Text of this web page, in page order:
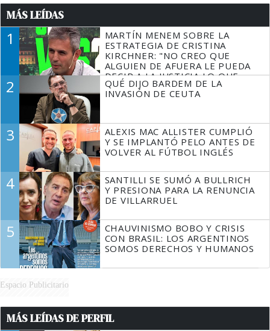
MÁS LEÍDAS
1
MARTÍN MENEM SOBRE LA
ESTRATEGIA DE CRISTINA
KIRCHNER: "NO CREO QUE
ALGUIEN DE AFUERA LE PUEDA
DECIR A LA JUSTICIA LO QUE
TIENE QUE HACER"
2
QUÉ DIJO BARDEM DE LA
INVASIÓN DE CEUTA
3
ALEXIS MAC ALLISTER CUMPLIÓ
Y SE IMPLANTÓ PELO ANTES DE
VOLVER AL FÚTBOL INGLÉS
4
SANTILLI SE SUMÓ A BULLRICH
Y PRESIONA PARA LA RENUNCIA
DE VILLARRUEL
5
CHAUVINISMO BOBO Y CRISIS
CON BRASIL: LOS ARGENTINOS
SOMOS DERECHOS Y HUMANOS
Espacio Publicitario
MÁS LEÍDAS DE PERFIL